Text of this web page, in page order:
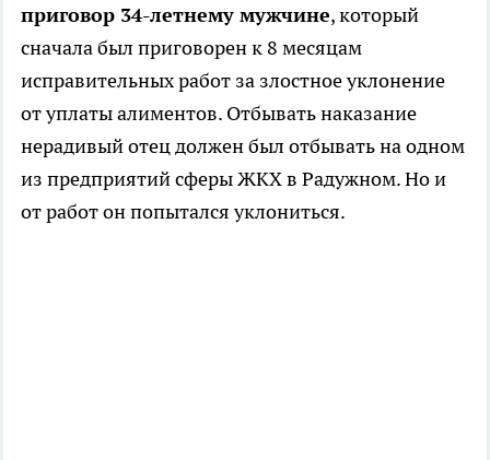
приговор 34-летнему мужчине, который
сначала был приговорен к 8 месяцам
исправительных работ за злостное уклонение
от уплаты алиментов. Отбывать наказание
нерадивый отец должен был отбывать на одном
из предприятий сферы ЖКХ в Радужном. Но и
от работ он попытался уклониться.